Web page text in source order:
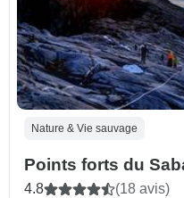
Nature & Vie sauvage
Points forts du
4.8 (18 avis)